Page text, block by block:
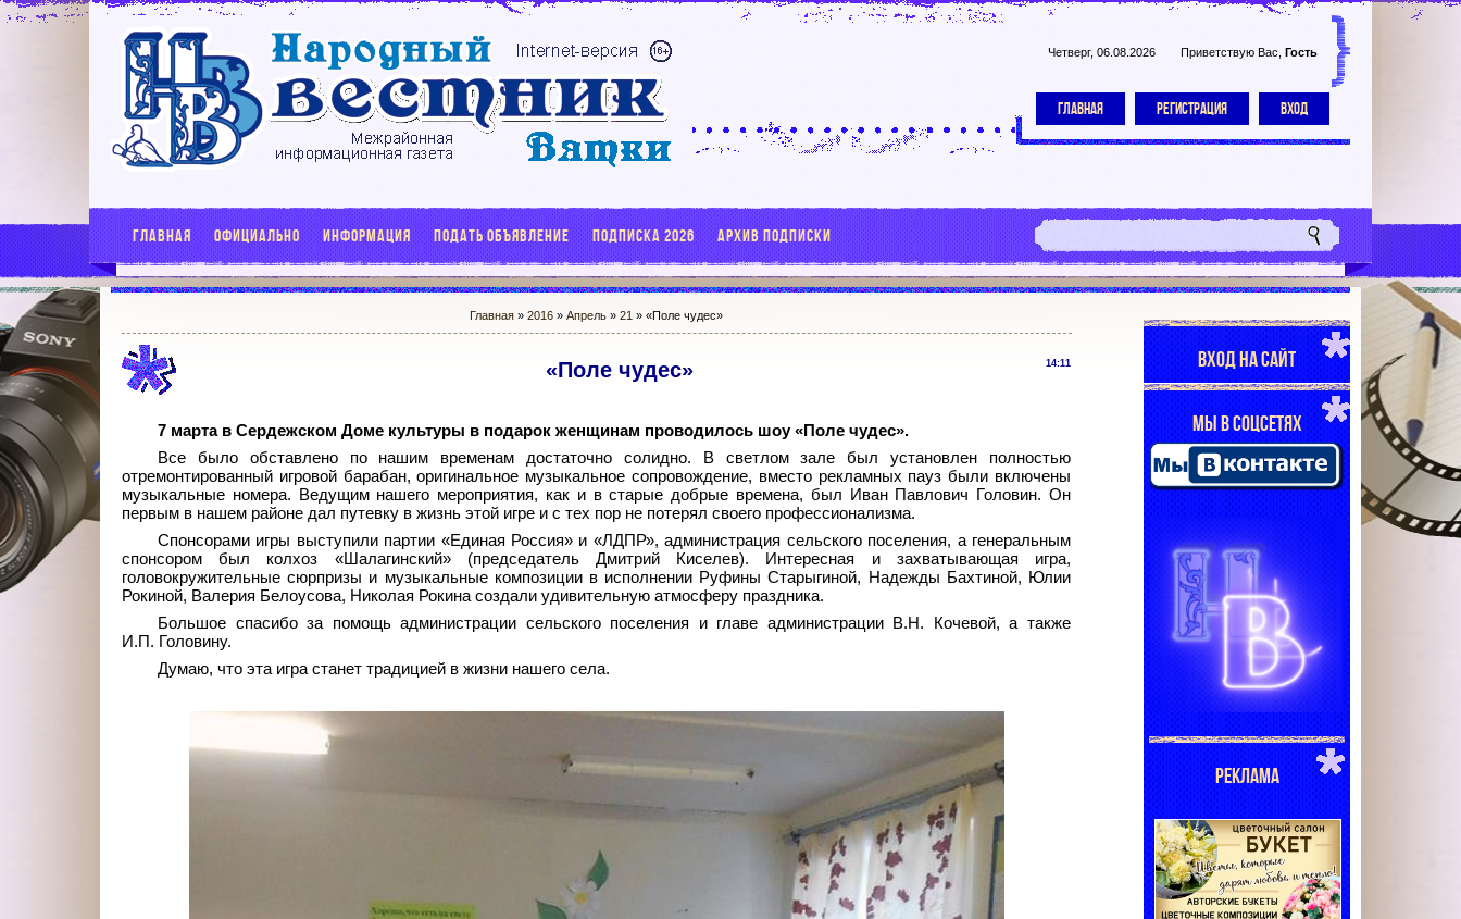
Четверг, 06.08.2026 Приветствую Вас Гость
ГЛАВНАЯ РЕГИСТРАЦИЯ ВХОД
ГЛАВНАЯ ОФИЦИАЛЬНО ИНФОРМАЦИЯ ПОДАТЬ ОБЪЯВЛЕНИЕ ПОДПИСКА 2026 АРХИВ ПОДПИСКИ
Главная »2016 » Апрель » 21 » «Поле чудес»
14:11
«Поле чудес»
7 марта в Сердежском Доме культуры в подарок женщинам проводилось шоу «Поле чудес».
Все было обставлено по нашим временам достаточно солидно. В светлом зале был установлен полностью
отремонтированный игровой барабан, оригинальное музыкальное сопровождение, вместо рекламных пауз были включены
музыкальные номера. Ведущим нашего мероприятия, как и в старые добрые времена, был Иван Павлович Головин. Он
первым в нашем районе дал путевку в жизнь этой игре и с тех пор не потерял своего профессионализма.
Спонсорами игры выступили партии «Единая Россия» и «ЛДПР», администрация сельского поселения, а генеральным
спонсором был колхоз «Шалагинский» (председатель Дмитрий Киселев). Интересная и захватывающая игра,
головокружительные сюрпризы и музыкальные композиции в исполнении Руфины Старыгиной, Надежды Бахтиной, Юлии
Рокиной, Валерия Белоусова, Николая Рокина создали удивительную атмосферу праздника.
Большое спасибо за помощь администрации сельского поселения и главе администрации В.Н. Кочевой, а также
И.П. Головину.
Думаю, что эта игра станет традицией в жизни нашего села.
ВХОД НА САЙТ
МЫ В СОЦСЕТЯХ
РЕКЛАМА